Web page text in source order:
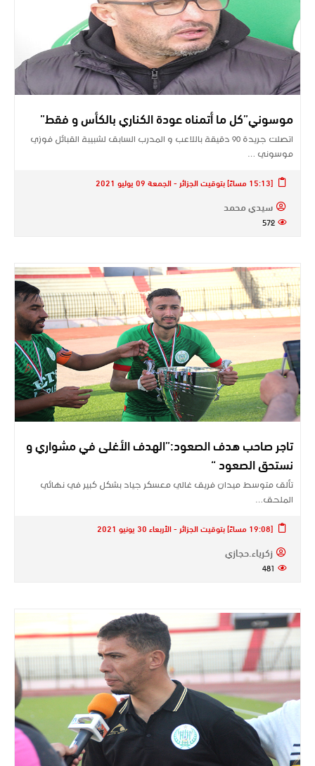
موسوني”كل ما أتمناه عودة الكناري بالكأس و فقط”
اتصلت جريدة 90 دقيقة باللاعب و المدرب السابق لشبيبة القبائل فوزي
موسوني …
[15:13 مساءً] بتوقيت الجزائر - الجمعة 09 يوليو 2021
سيدي محمد
572
تاجر صاحب هدف الصعود:”الهدف الأغلى في مشواري و
نستحق الصعود “
تألق متوسط ميدان فريق غالي معسكر جياد بشكل كبير في نهائي
الملحق…
[19:08 مساءً] بتوقيت الجزائر - الأربعاء 30 يونيو 2021
زكرياء.حجازي
481